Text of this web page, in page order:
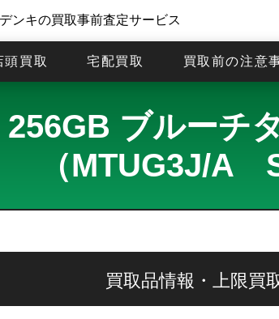
ンキの買取事前査定サービス
頭買取 宅配買取 買取前の注意
ブルーチ
（MTUG3J/A
買取品情報・上限買